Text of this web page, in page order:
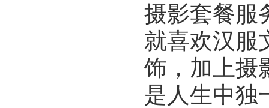
摄影套餐服
就喜欢汉服
饰，加上摄
是人生中独